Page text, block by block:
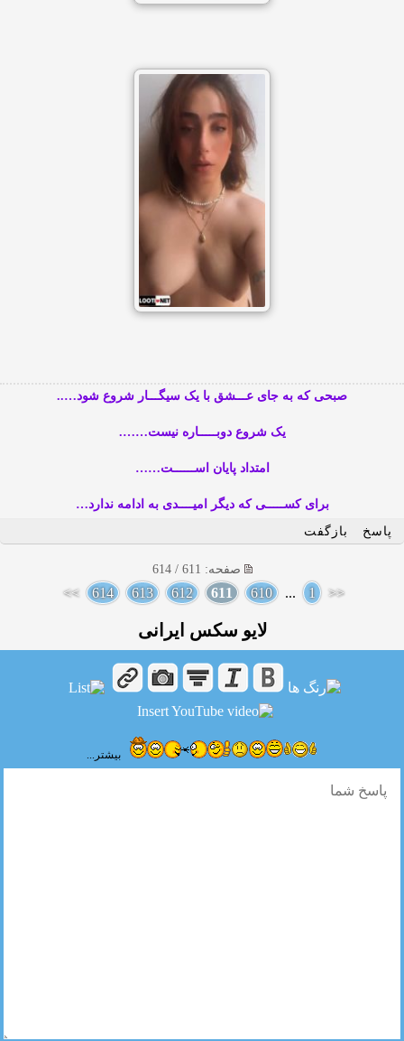
صبحی که به جای عـــشق با یک سیگـــار شروع شود…..
یک شروع دوبـــــاره نیست…….
امتداد پایان اســــــت……
برای کســـــی که دیگر امیــــدی به ادامه ندارد…
پاسخ
بازگفت
صفحه: 611 / 614
<<
1
...
610
611
612
613
614
>>
لایو سکس ایرانی
بیشتر...